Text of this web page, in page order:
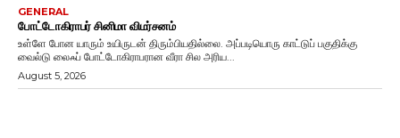
GENERAL
போட்டோகிராபர் சினிமா விமர்சனம்
உள்ளே போன யாரும் உயிருடன் திரும்பியதில்லை. அப்படியொரு காட்டுப் பகுதிக்கு
வைல்டு லைஃப் போட்டோகிராபரான வீரா சில அரிய...
August 5, 2026